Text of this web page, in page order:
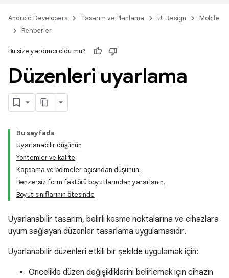
Android Developers Tasarım ve Planlama UI Design
Mobile
Rehberler
Bu size yardımcı oldu mu?
Düzenleri uyarlama
Bu sayfada
Uyarlanabilir düşünün
Yöntemler ve kalite
Kapsama ve bölmeler açısından düşünün.
Benzersiz form faktörü boyutlarından yararlanın.
Boyut sınıflarının ötesinde
Uyarlanabilir tasarım, belirli kesme noktalarına ve cihazlara
uyum sağlayan düzenler tasarlama uygulamasıdır.
Uyarlanabilir düzenleri etkili bir şekilde uygulamak için:
Öncelikle düzen değişikliklerini belirlemek için cihazın